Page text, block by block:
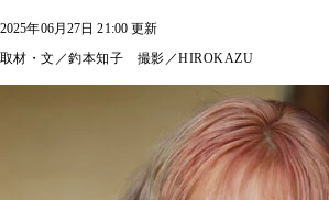
2025年06月27日 21:00 更新
取材・文／釣本知子 撮影／HIROKAZU